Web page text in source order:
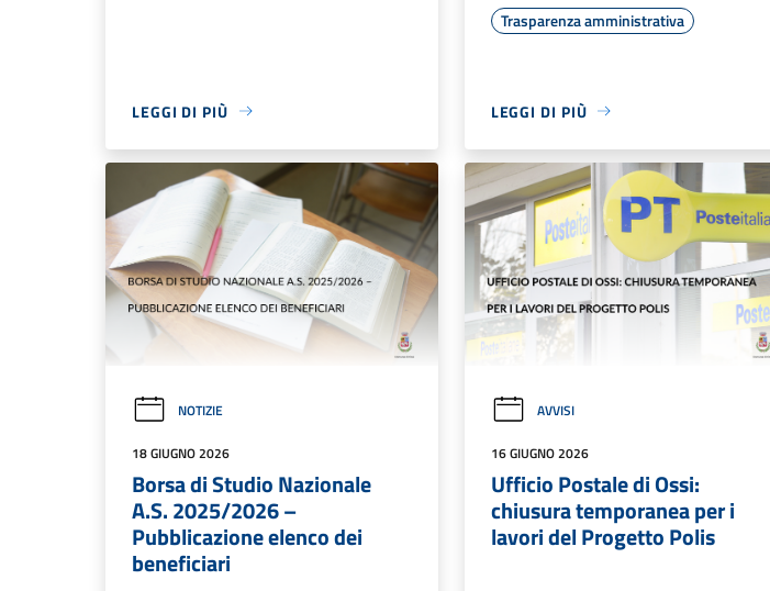
LEGGI DI PIÙ
Trasparenza amministrativa
LEGGI DI PIÙ
NOTIZIE
18 GIUGNO 2026
Borsa di Studio Nazionale
A.S. 2025/2026 –
Pubblicazione elenco dei
beneficiari
AVVISI
16 GIUGNO 2026
Ufficio Postale di Ossi:
chiusura temporanea per i
lavori del Progetto Polis